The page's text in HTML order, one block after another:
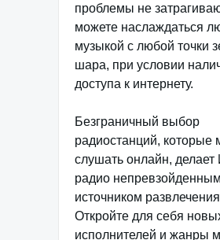
проблемы не
можете наслаждаться
музыкой с любой точки
шара, при условии
доступа к интернету.
Безграничный выбор
радиостанций, которые
слушать онлайн, делает
радио непревзойденным
источником
Откройте для себя
исполнителей и жанры